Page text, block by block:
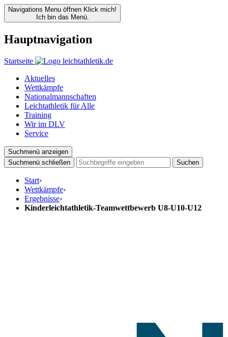
Navigations Menu öffnen Klick mich!
Ich bin das Menü.
Hauptnavigation
Startseite
Aktuelles
Wettkämpfe
Nationalmannschaften
Leichtathletik für Alle
Training
Wir im DLV
Service
Suchmenü anzeigen
Suchmenü schließen
Suchen
Start›
Wettkämpfe›
Ergebnisse›
Kinderleichtathletik-Teamwettbewerb U8-U10-U12